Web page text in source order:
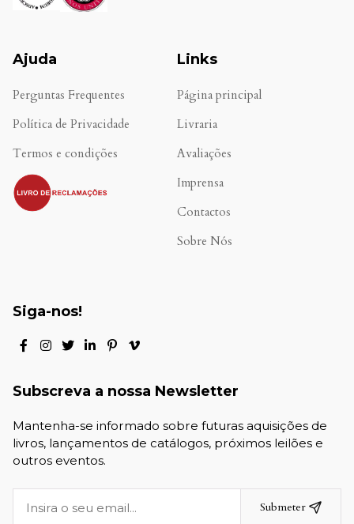
Ajuda
Perguntas Frequentes
Política de Privacidade
Termos e condições
.
Links
Página principal
Livraria
Avaliações
Imprensa
Contactos
Sobre Nós
Siga-nos!
Subscreva a nossa Newsletter
Mantenha-se informado sobre futuras aquisições de
livros, lançamentos de catálogos, próximos leilões e
outros eventos.
Submeter